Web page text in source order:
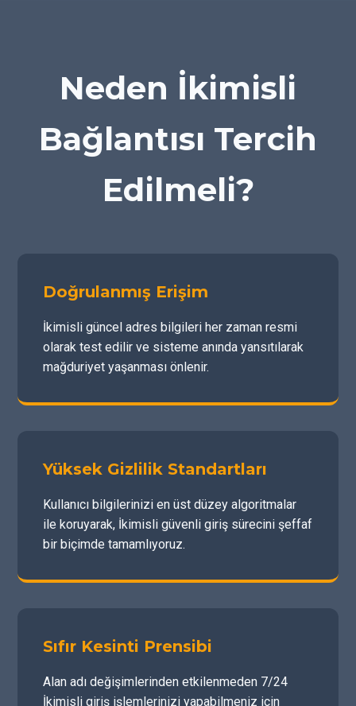
Neden İkimisli
Bağlantısı Tercih
Edilmeli?
Doğrulanmış Erişim
İkimisli güncel adres bilgileri her zaman resmi
olarak test edilir ve sisteme anında yansıtılarak
mağduriyet yaşanması önlenir.
Yüksek Gizlilik Standartları
Kullanıcı bilgilerinizi en üst düzey algoritmalar
ile koruyarak, İkimisli güvenli giriş sürecini şeffaf
bir biçimde tamamlıyoruz.
Sıfır Kesinti Prensibi
Alan adı değişimlerinden etkilenmeden 7/24
İkimisli giriş işlemlerinizi yapabilmeniz için